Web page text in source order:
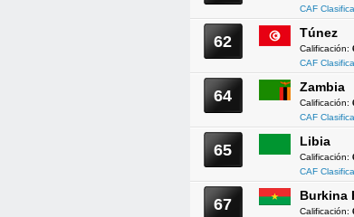
CAF
62 Túnez
Calificación:
CAF
64 Zambia
Calificación:
CAF
65 Libia
Calificación:
CAF
67 Burkina
Calificación: